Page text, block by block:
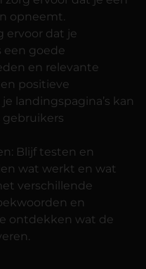
opneemt.
ervoor dat je
een goede
en relevante
positieve
landingspagina’s kan
Blijf testen en
wat werkt en wat
verschillende
en
ontdekken wat de